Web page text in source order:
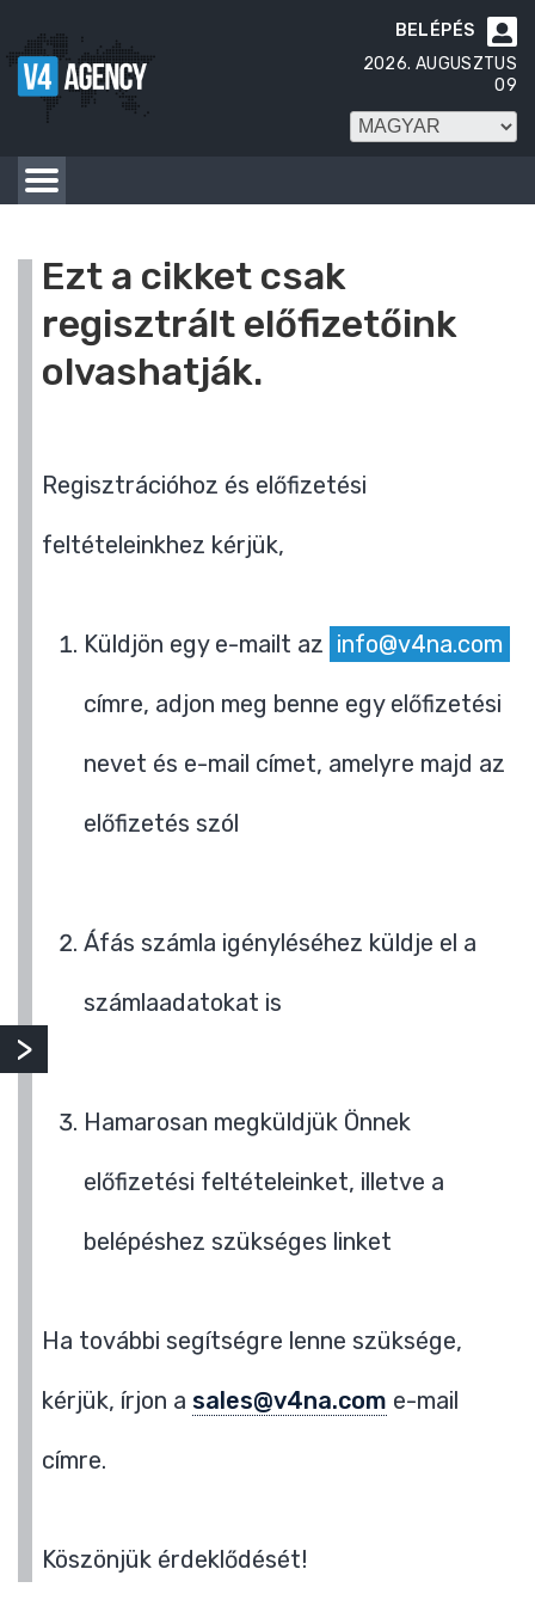

BELÉPÉS
2026. AUGUSZTUS
09
Ezt a cikket csak
regisztrált előfizetőink
olvashatják.
Regisztrációhoz és előfizetési
feltételeinkhez kérjük,
Küldjön egy e-mailt az info@v4na.com
címre, adjon meg benne egy előfizetési
nevet és e-mail címet, amelyre majd az
előfizetés szól
Áfás számla igényléséhez küldje el a
számlaadatokat is
Hamarosan megküldjük Önnek
előfizetési feltételeinket, illetve a
belépéshez szükséges linket
Ha további segítségre lenne szüksége,
kérjük, írjon a sales@v4na.com e-mail
címre.
Köszönjük érdeklődését!